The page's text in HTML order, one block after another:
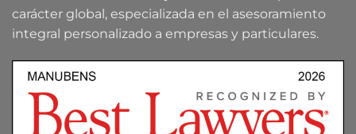
carácter global, especializada en el asesoramiento
integral personalizado a empresas y particulares.